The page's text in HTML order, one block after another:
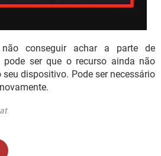
conseguir achar a parte de
pode ser que o recurso ainda não
dispositivo. Pode ser necessário